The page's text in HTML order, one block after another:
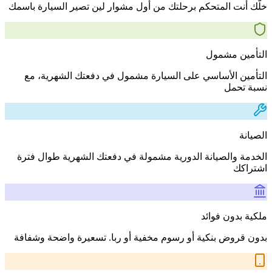
خلّك أنت المتحكم برحلتك من أول مشوار لين تصير السيارة باسمك
التأمين مشمول
التأمين الأساسي على السيارة مشمول في دفعتك الشهرية، مع
نسبة تحمل
الصيانة
الخدمة والصيانة الدورية مشمولة في دفعتك الشهرية طوال فترة
اشتراكك
ملكية بدون فوائد
بدون قروض بنكية أو رسوم مخفية أو ربا. تسعيرة واضحة وشفافة